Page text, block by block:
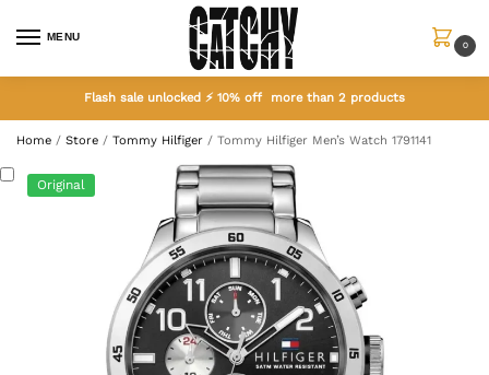
MENU
0
Flash sale unlocked ⚡ 10% off more than 2 products
Home / Store / Tommy Hilfiger / Tommy Hilfiger Men’s Watch 1791141
Original